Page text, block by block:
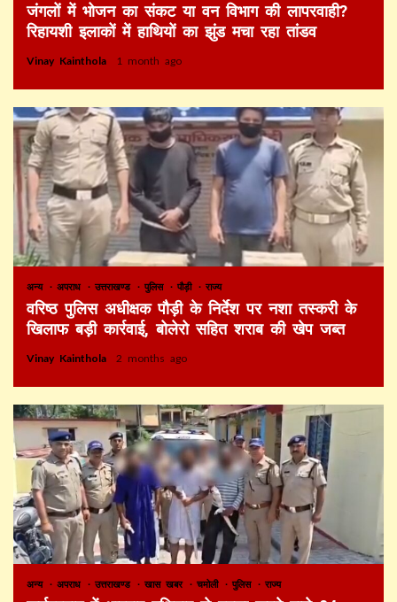
जंगलों में भोजन का संकट या वन विभाग की लापरवाही?
रिहायशी इलाकों में हाथियों का झुंड मचा रहा तांडव
Vinay Kainthola 1 month ago
अन्य अपराध उत्तराखण्ड पुलिस पौड़ी राज्य
वरिष्ठ पुलिस अधीक्षक पौड़ी के निर्देश पर नशा तस्करी के
खिलाफ बड़ी कार्रवाई, बोलेरो सहित शराब की खेप जब्त
Vinay Kainthola 2 months ago
अन्य अपराध उत्तराखण्ड खास खबर चमोली पुलिस राज्य